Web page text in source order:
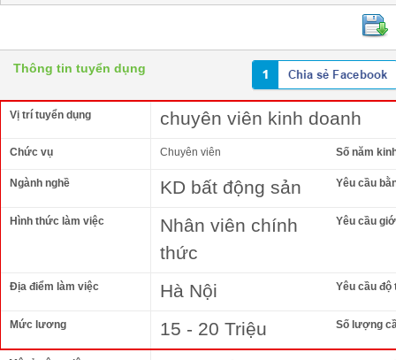
Thông tin tuyển dụng
Vị trí tuyển dụng chuyên viên kinh doanh
Chức vụ Chuyên viên Số năm
Ngành nghề KD bất động sản Yêu cầu
Hình thức làm việc
Nhân viên chính
thức
Yêu cầu
Địa điểm làm việc Hà Nội Yêu cầu độ
Mức lương 15 - 20 Triệu Số lượng